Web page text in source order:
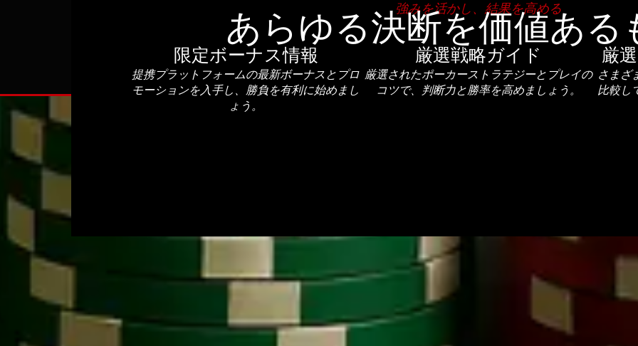
強みを活かし、結果を高める
あらゆる決断を価値ある
限定ボーナス情報
提携プラットフォームの最新ボーナスとプロ
モーションを入手し、勝負を有利に始めまし
ょう。
厳選戦略ガイド
厳選されたポーカーストラテジーとプレイの
コツで、判断力と勝率を高めましょう。
厳
さまざ
比較し